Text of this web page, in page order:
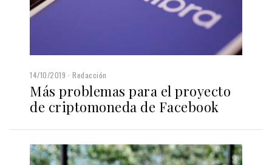
14/10/2019 Redacción
Más problemas para el proyecto
de criptomoneda de Facebook